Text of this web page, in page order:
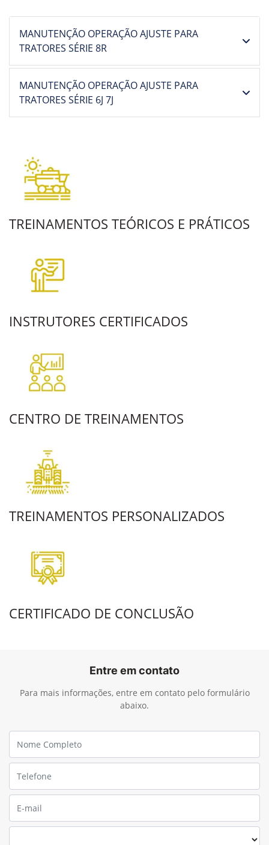
MANUTENÇÃO OPERAÇÃO AJUSTE PARA
TRATORES SÉRIE 8R
MANUTENÇÃO OPERAÇÃO AJUSTE PARA
TRATORES SÉRIE 6J 7J
TREINAMENTOS TEÓRICOS E PRÁTICOS
INSTRUTORES CERTIFICADOS
CENTRO DE TREINAMENTOS
TREINAMENTOS PERSONALIZADOS
CERTIFICADO DE CONCLUSÃO
Entre em contato
Para mais informações, entre em contato pelo formulário
abaixo.